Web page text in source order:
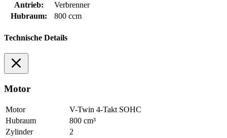
Antrieb:
Verbrenner
Hubraum:
800 ccm
Technische Details
Motor
Motor
V-Twin 4-Takt SOHC
Hubraum
800 cm³
Zylinder
2